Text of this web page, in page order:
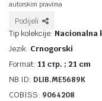
autorskim pravima
Podijeli
Tip kolekcije: Nacionalna
Jezik: Crnogorski
Format: 11 стр. ; 21 cm
NB ID: DLIB.ME5689K
COBISS: 9064208